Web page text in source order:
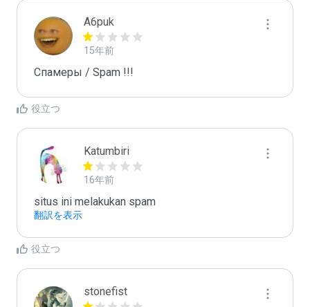
A6puk
15年前
Спамеры / Spam !!!
役立つ
Katumbiri
16年前
situs ini melakukan spam
翻訳を表示
役立つ
stonefist